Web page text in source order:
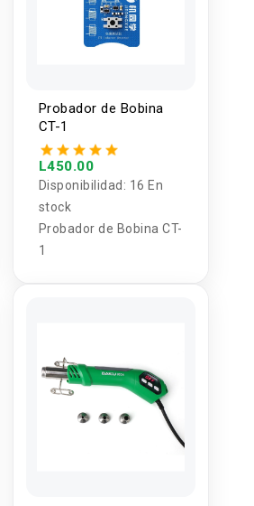
Probador de Bobina
CT-1
L450.00
Disponibilidad: 16 En
stock
Probador de Bobina CT-
1